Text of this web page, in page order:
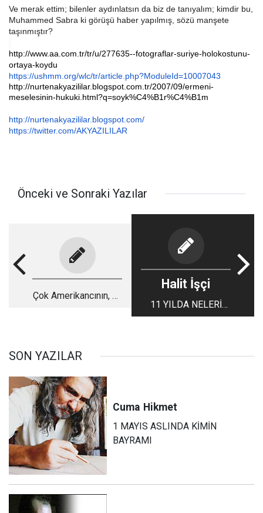
Ve merak ettim; bilenler aydınlatsın da biz de tanıyalım; kimdir bu,
Muhammed Sabra ki görüşü haber yapılmış, sözü manşete
taşınmıştır?
http://www.aa.com.tr/tr/u/277635--fotograflar-suriye-holokostunu-
ortaya-koydu
https://ushmm.org/wlc/tr/article.php?ModuleId=10007043
http://nurtenakyazililar. blogspot.com.tr/2007/09/ermeni-
meselesinin-hukuki. html?q=soyk%C4%B1r%C4%B1m
http://nurtenakyazililar. blogspot.com/
https://twitter.com/AKYAZILILAR
Önceki ve Sonraki Yazılar
Çok Amerikancının, az
Halit İşçi
11 YILDA NELERİ
UNUTTUK
SON YAZILAR
Cuma Hikmet
1 MAYIS ASLINDA KİMİN
BAYRAMI